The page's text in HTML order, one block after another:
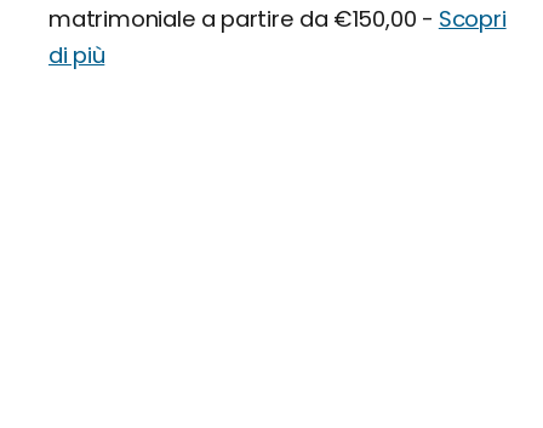
matrimoniale a partire da €150,00 - Scopri
di più